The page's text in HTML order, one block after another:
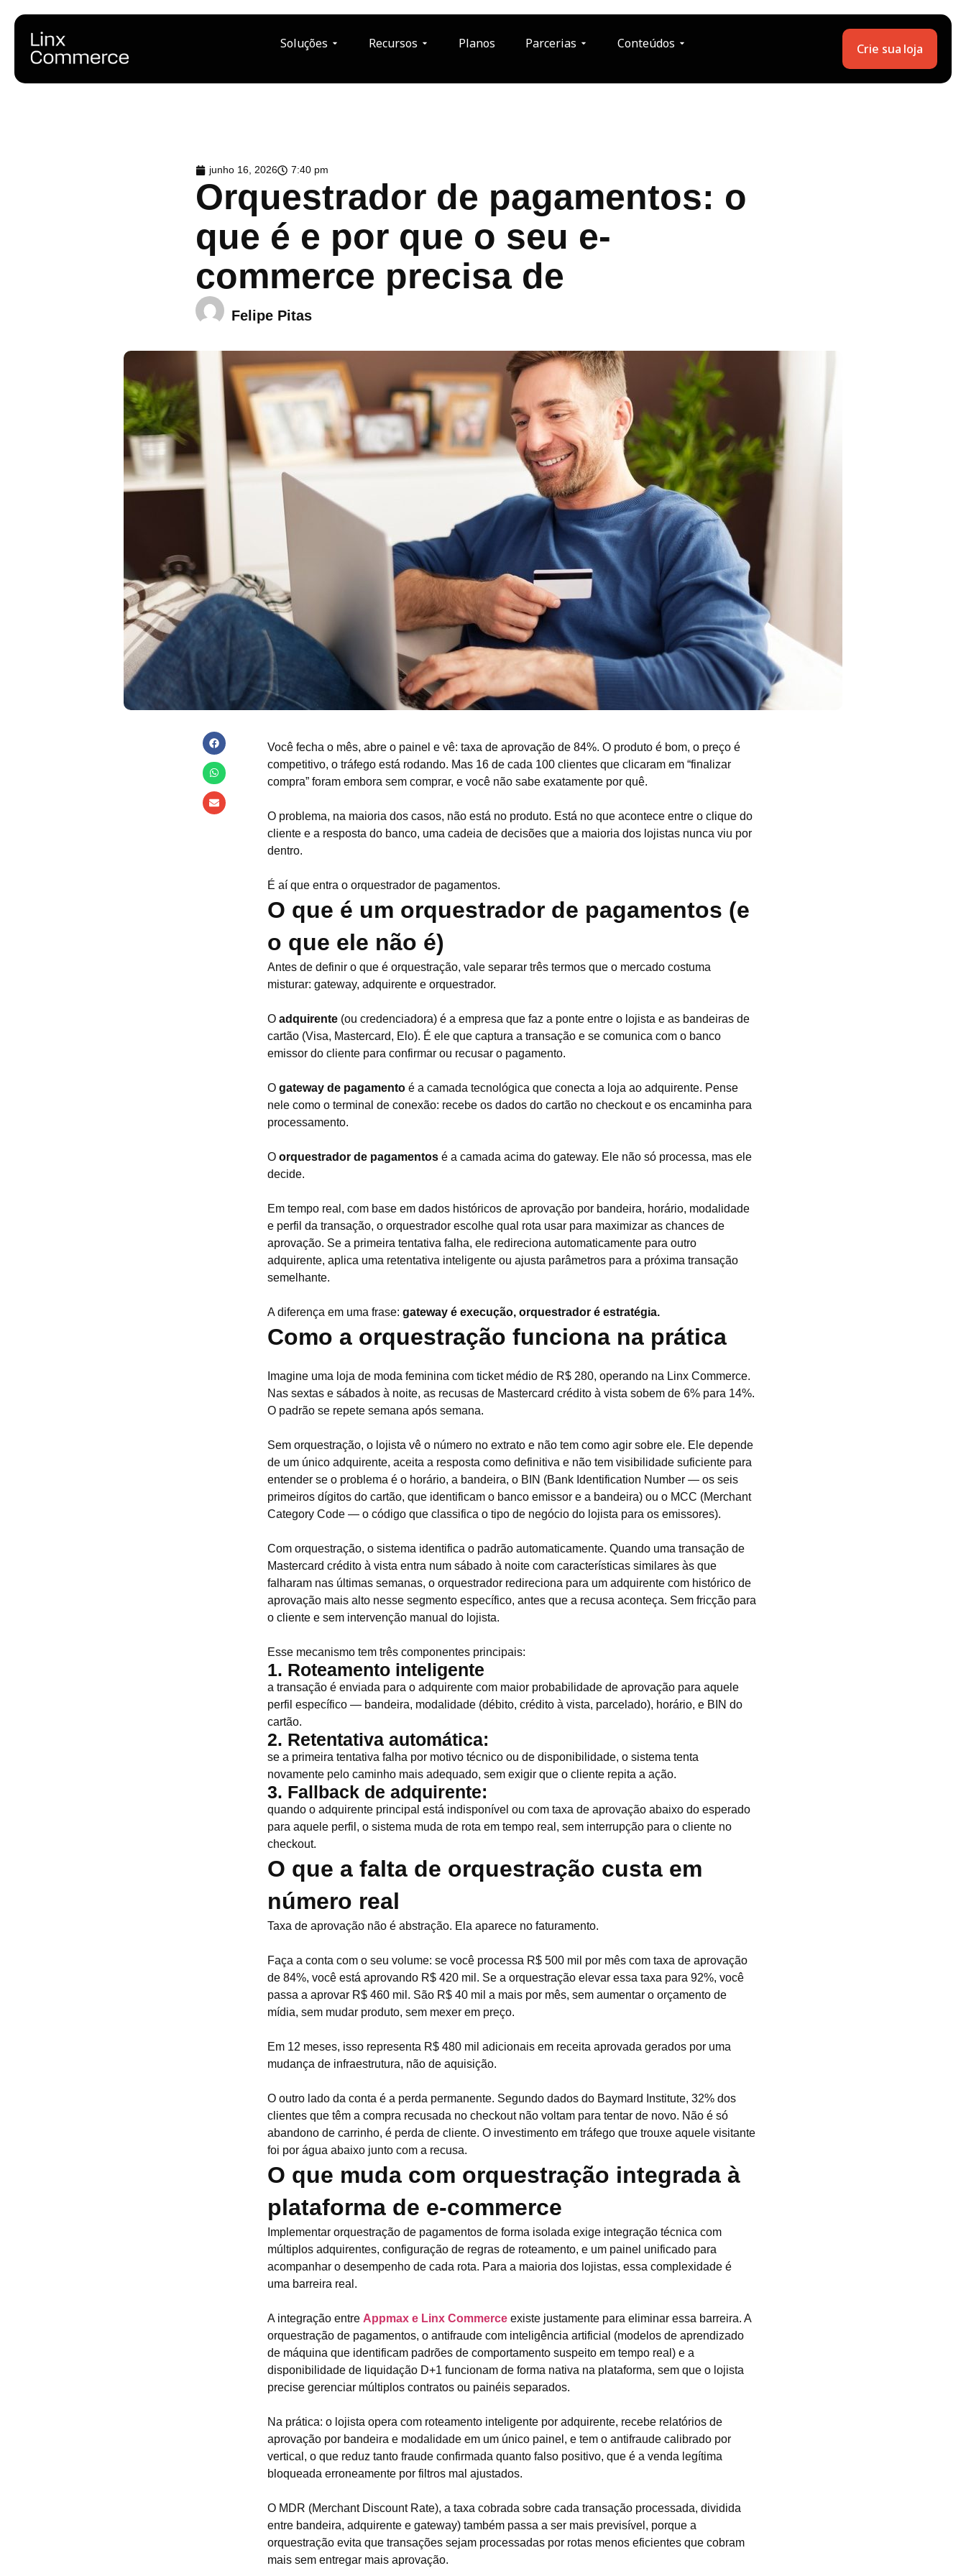
Soluções Recursos Planos Parcerias Conteúdos Crie sua loja
junho 16, 2026 7:40 pm
Orquestrador de pagamentos: o
que é e por que o seu e-
commerce precisa de
Felipe Pitas
Você fecha o mês, abre o painel e vê: taxa de aprovação de 84%. O produto é bom, o preço é
competitivo, o tráfego está rodando. Mas 16 de cada 100 clientes que clicaram em “finalizar
compra” foram embora sem comprar, e você não sabe exatamente por quê.
O problema, na maioria dos casos, não está no produto. Está no que acontece entre o clique do
cliente e a resposta do banco, uma cadeia de decisões que a maioria dos lojistas nunca viu por
dentro.
É aí que entra o orquestrador de pagamentos.
O que é um orquestrador de pagamentos (e
o que ele não é)
Antes de definir o que é orquestração, vale separar três termos que o mercado costuma
misturar: gateway, adquirente e orquestrador.
O adquirente (ou credenciadora) é a empresa que faz a ponte entre o lojista e as bandeiras de
cartão (Visa, Mastercard, Elo). É ele que captura a transação e se comunica com o banco
emissor do cliente para confirmar ou recusar o pagamento.
O gateway de pagamento é a camada tecnológica que conecta a loja ao adquirente. Pense
nele como o terminal de conexão: recebe os dados do cartão no checkout e os encaminha para
processamento.
O orquestrador de pagamentos é a camada acima do gateway. Ele não só processa, mas ele
decide.
Em tempo real, com base em dados históricos de aprovação por bandeira, horário, modalidade
e perfil da transação, o orquestrador escolhe qual rota usar para maximizar as chances de
aprovação. Se a primeira tentativa falha, ele redireciona automaticamente para outro
adquirente, aplica uma retentativa inteligente ou ajusta parâmetros para a próxima transação
semelhante.
A diferença em uma frase: gateway é execução, orquestrador é estratégia.
Como a orquestração funciona na prática
Imagine uma loja de moda feminina com ticket médio de R$ 280, operando na Linx Commerce.
Nas sextas e sábados à noite, as recusas de Mastercard crédito à vista sobem de 6% para 14%.
O padrão se repete semana após semana.
Sem orquestração, o lojista vê o número no extrato e não tem como agir sobre ele. Ele depende
de um único adquirente, aceita a resposta como definitiva e não tem visibilidade suficiente para
entender se o problema é o horário, a bandeira, o BIN (Bank Identification Number — os seis
primeiros dígitos do cartão, que identificam o banco emissor e a bandeira) ou o MCC (Merchant
Category Code — o código que classifica o tipo de negócio do lojista para os emissores).
Com orquestração, o sistema identifica o padrão automaticamente. Quando uma transação de
Mastercard crédito à vista entra num sábado à noite com características similares às que
falharam nas últimas semanas, o orquestrador redireciona para um adquirente com histórico de
aprovação mais alto nesse segmento específico, antes que a recusa aconteça. Sem fricção para
o cliente e sem intervenção manual do lojista.
Esse mecanismo tem três componentes principais:
1. Roteamento inteligente
a transação é enviada para o adquirente com maior probabilidade de aprovação para aquele
perfil específico — bandeira, modalidade (débito, crédito à vista, parcelado), horário, e BIN do
cartão.
2. Retentativa automática:
se a primeira tentativa falha por motivo técnico ou de disponibilidade, o sistema tenta
novamente pelo caminho mais adequado, sem exigir que o cliente repita a ação.
3. Fallback de adquirente:
quando o adquirente principal está indisponível ou com taxa de aprovação abaixo do esperado
para aquele perfil, o sistema muda de rota em tempo real, sem interrupção para o cliente no
checkout.
O que a falta de orquestração custa em
número real
Taxa de aprovação não é abstração. Ela aparece no faturamento.
Faça a conta com o seu volume: se você processa R$ 500 mil por mês com taxa de aprovação
de 84%, você está aprovando R$ 420 mil. Se a orquestração elevar essa taxa para 92%, você
passa a aprovar R$ 460 mil. São R$ 40 mil a mais por mês, sem aumentar o orçamento de
mídia, sem mudar produto, sem mexer em preço.
Em 12 meses, isso representa R$ 480 mil adicionais em receita aprovada gerados por uma
mudança de infraestrutura, não de aquisição.
O outro lado da conta é a perda permanente. Segundo dados do Baymard Institute, 32% dos
clientes que têm a compra recusada no checkout não voltam para tentar de novo. Não é só
abandono de carrinho, é perda de cliente. O investimento em tráfego que trouxe aquele visitante
foi por água abaixo junto com a recusa.
O que muda com orquestração integrada à
plataforma de e-commerce
Implementar orquestração de pagamentos de forma isolada exige integração técnica com
múltiplos adquirentes, configuração de regras de roteamento, e um painel unificado para
acompanhar o desempenho de cada rota. Para a maioria dos lojistas, essa complexidade é
uma barreira real.
A integração entre Appmax e Linx Commerce existe justamente para eliminar essa barreira. A
orquestração de pagamentos, o antifraude com inteligência artificial (modelos de aprendizado
de máquina que identificam padrões de comportamento suspeito em tempo real) e a
disponibilidade de liquidação D+1 funcionam de forma nativa na plataforma, sem que o lojista
precise gerenciar múltiplos contratos ou painéis separados.
Na prática: o lojista opera com roteamento inteligente por adquirente, recebe relatórios de
aprovação por bandeira e modalidade em um único painel, e tem o antifraude calibrado por
vertical, o que reduz tanto fraude confirmada quanto falso positivo, que é a venda legítima
bloqueada erroneamente por filtros mal ajustados.
O MDR (Merchant Discount Rate), a taxa cobrada sobre cada transação processada, dividida
entre bandeira, adquirente e gateway) também passa a ser mais previsível, porque a
orquestração evita que transações sejam processadas por rotas menos eficientes que cobram
mais sem entregar mais aprovação.